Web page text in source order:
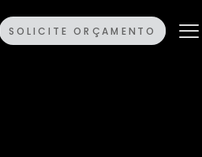
SOLICITE ORÇAMENTO